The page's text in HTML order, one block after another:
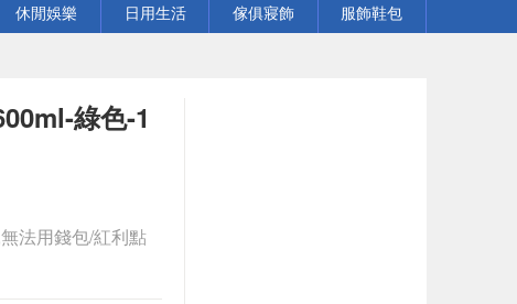
休閒娛樂 日用生活 傢俱寢飾 服飾鞋包
綠色-1
法用錢包/紅利點